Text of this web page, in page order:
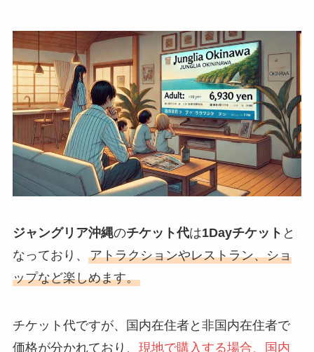
ジャングリア沖縄のチケット代は1Dayチケット と
なっており、 アトラクションやレストラン、ショ
ップなど楽しめます。
チケット代ですが、国内在住者と非国内在住者で
価格が分かれており、 現地で購入する場合、国内